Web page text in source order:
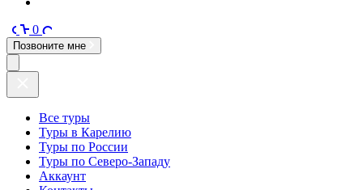
0
Позвоните мне
Все туры
Туры в Карелию
Туры по России
Туры по Северо-Западу
Аккаунт